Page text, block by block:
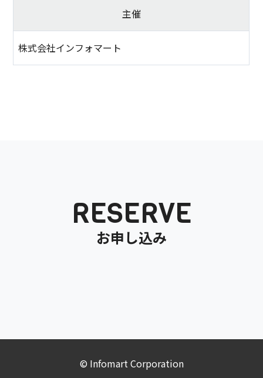
主催
株式会社インフォマート
RESERVE
お申し込み
© Infomart Corporation